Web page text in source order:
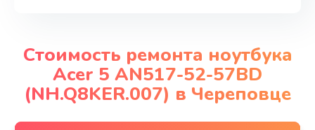
Стоимость ремонта ноутбука
Acer 5 AN517-52-57BD
(NH.Q8KER.007) в Череповце